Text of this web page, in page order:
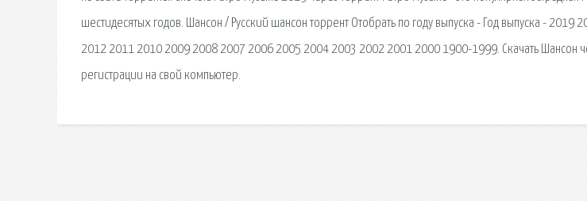
шестидесятых годов. Шансон / Русский шансон торрент Отобрать по году выпуска - Год выпуска -
2012 2011 2010 2009 2008 2007 2006 2005 2004 2003 2002 2001 2000 1900-1999. Скачать Шансон
регистрации на свой компьютер.